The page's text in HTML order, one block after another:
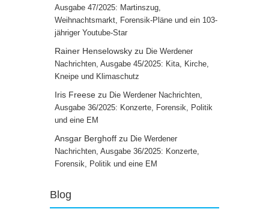
Ausgabe 47/2025: Martinszug,
Weihnachtsmarkt, Forensik-Pläne und ein 103-
jähriger Youtube-Star
Rainer Henselowsky zu Die Werdener
Nachrichten, Ausgabe 45/2025: Kita, Kirche,
Kneipe und Klimaschutz
Iris Freese zu Die Werdener Nachrichten,
Ausgabe 36/2025: Konzerte, Forensik, Politik
und eine EM
Ansgar Berghoff zu Die Werdener
Nachrichten, Ausgabe 36/2025: Konzerte,
Forensik, Politik und eine EM
Blog